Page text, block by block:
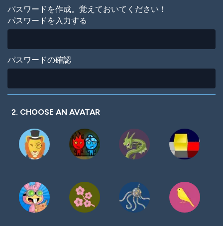
パスワードを作成。覚えておいてください！
パスワードを入力する
パスワードの確認
2. CHOOSE AN AVATAR